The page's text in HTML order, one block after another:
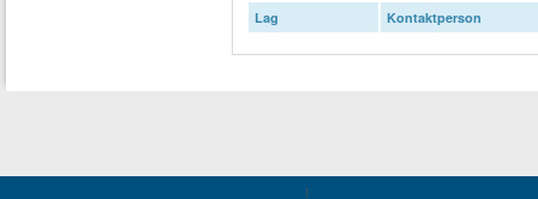
Lag Kontaktperson